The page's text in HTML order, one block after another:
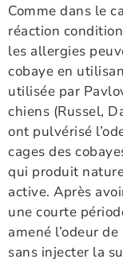
Comme dans le
réaction
les allergies
cobaye en
utilisée par
chiens (Russel,
ont pulvérisé
cages des
qui produit
active. Après
une courte
amené l’odeur
sans injecter la